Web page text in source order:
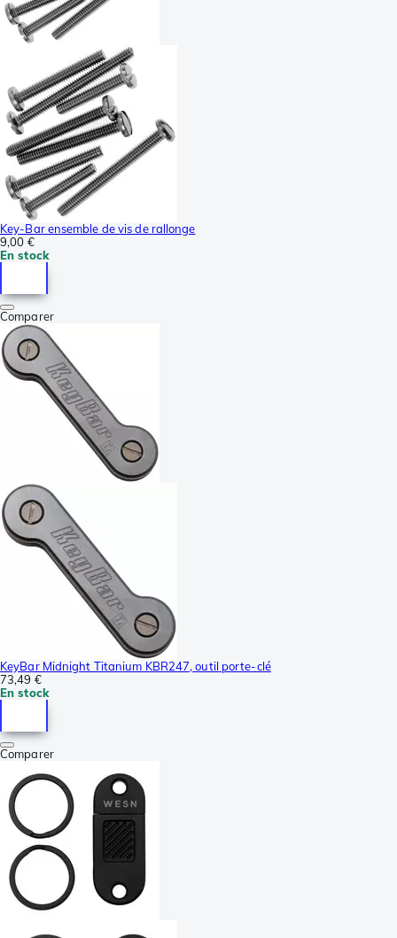
Key-Bar ensemble de vis de rallonge
9,00 €
En stock
Comparer
KeyBar Midnight Titanium KBR247, outil porte-clé
73,49 €
En stock
Comparer